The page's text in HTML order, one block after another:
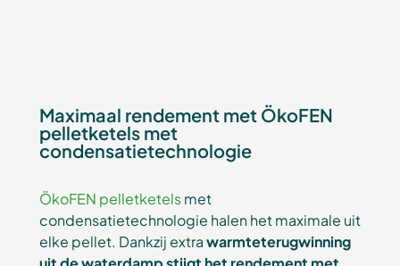
Maximaal rendement met ÖkoFEN
pelletketels met
condensatietechnologie
ÖkoFEN pelletketelsmet
condensatietechnologie halen het maximale uit
elke pellet. Dankzij extrawarmteterugwinning